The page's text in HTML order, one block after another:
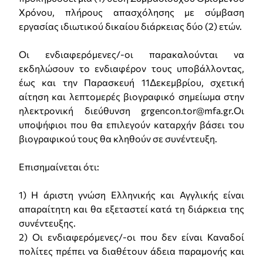
Χρόνου, πλήρους απασχόλησης με σύμβαση
εργασίας ιδιωτικού δικαίου διάρκειας δύο (2) ετών.
Οι ενδιαφερόμενες/-οι παρακαλούνται να
εκδηλώσουν το ενδιαφέρον τους υποβάλλοντας,
έως και την Παρασκευή 11Δεκεμβρίου, σχετική
αίτηση και λεπτομερές βιογραφικό σημείωμα στην
ηλεκτρονική διεύθυνση grgencon.tor@mfa.gr.Οι
υποψήφιοι που θα επιλεγούν καταρχήν βάσει του
βιογραφικού τους θα κληθούν σε συνέντευξη.
Επισημαίνεται ότι:
1) Η άριστη γνώση Ελληνικής και Αγγλικής είναι
απαραίτητη και θα εξεταστεί κατά τη διάρκεια της
συνέντευξης.
2) Οι ενδιαφερόμενες/-οι που δεν είναι Καναδοί
πολίτες πρέπει να διαθέτουν άδεια παραμονής και